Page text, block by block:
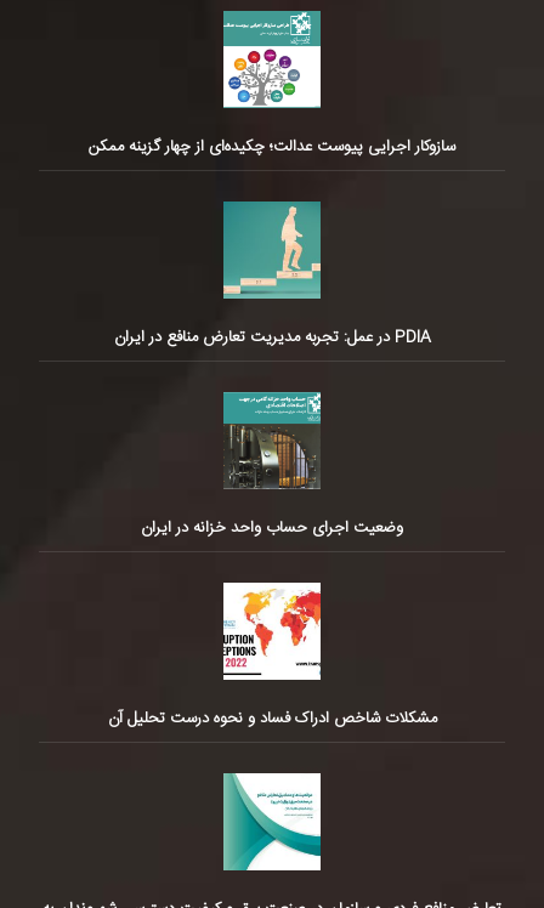
سازوکار اجرایی پیوست عدالت؛ چکیده‌ای از چهار گزینه ممکن
PDIA در عمل: تجربه مدیریت تعارض منافع در ایران
وضعیت اجرای حساب واحد خزانه در ایران
مشکلات شاخص ادراک فساد و نحوه درست تحلیل آن